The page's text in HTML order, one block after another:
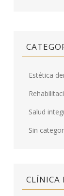
Estética
Salud
Sin
CLÍNICA